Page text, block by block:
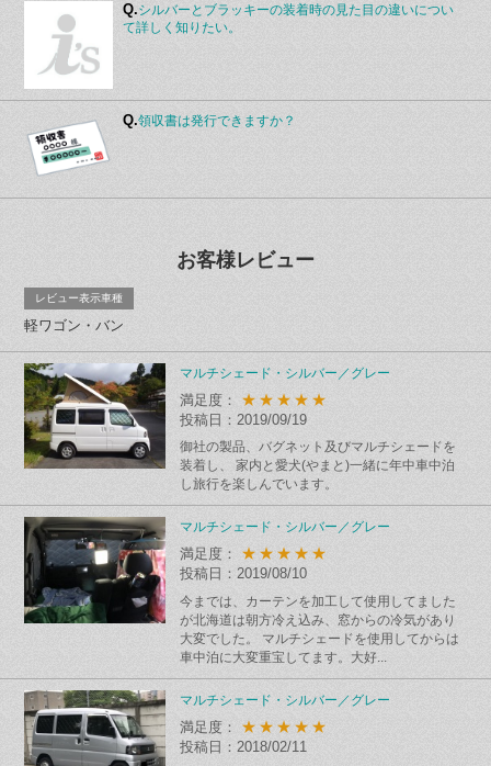
Q.シルバーとブラッキーの装着時の見た目の違いについ
て詳しく知りたい。
Q.領収書は発行できますか？
お客様レビュー
レビュー表示車種
軽ワゴン・バン
マルチシェード・シルバー／グレー
満足度： ★★★★★
投稿日：2019/09/19
御社の製品、バグネット及びマルチシェードを
装着し、 家内と愛犬(やまと)一緒に年中車中泊
し旅行を楽しんでいます。
マルチシェード・シルバー／グレー
満足度： ★★★★★
投稿日：2019/08/10
今までは、カーテンを加工して使用してました
が北海道は朝方冷え込み、窓からの冷気があり
大変でした。 マルチシェードを使用してからは
車中泊に大変重宝してます。大好...
マルチシェード・シルバー／グレー
満足度： ★★★★★
投稿日：2018/02/11